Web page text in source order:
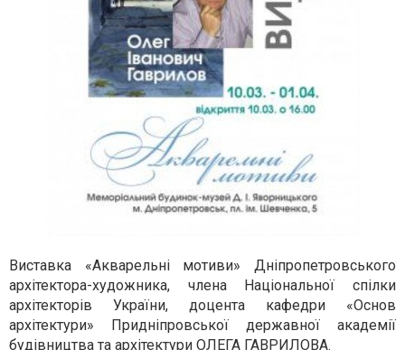
Виставка «Акварельні мотиви» Дніпропетровського
архітектора-художника, члена Національної спілки
архітекторів України, доцента кафедри «Основ
архітектури» Придніпровської державної академії
будівництва та архітектури ОЛЕГА ГАВРИЛОВА.